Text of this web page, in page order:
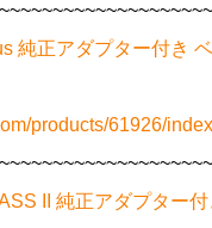
純正アダプター付き
products/61926/
II 純正アダプター